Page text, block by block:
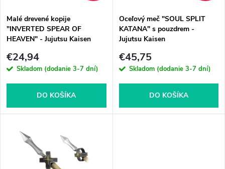
e
p
r
o
s
p
r
o
d
Malé drevené kopije
"INVERTED SPEAR OF
HEAVEN" - Jujutsu Kaisen
€24,94
Skladom (dodanie 3-7 dní)
DO KOŠÍKA
Oceľový meč "SOUL SPLIT
KATANA" s pouzdrem -
Jujutsu Kaisen
€45,75
Skladom (dodanie 3-7 dní)
DO KOŠÍKA